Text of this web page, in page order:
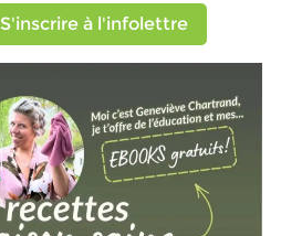
S'inscrire à l'infolettre